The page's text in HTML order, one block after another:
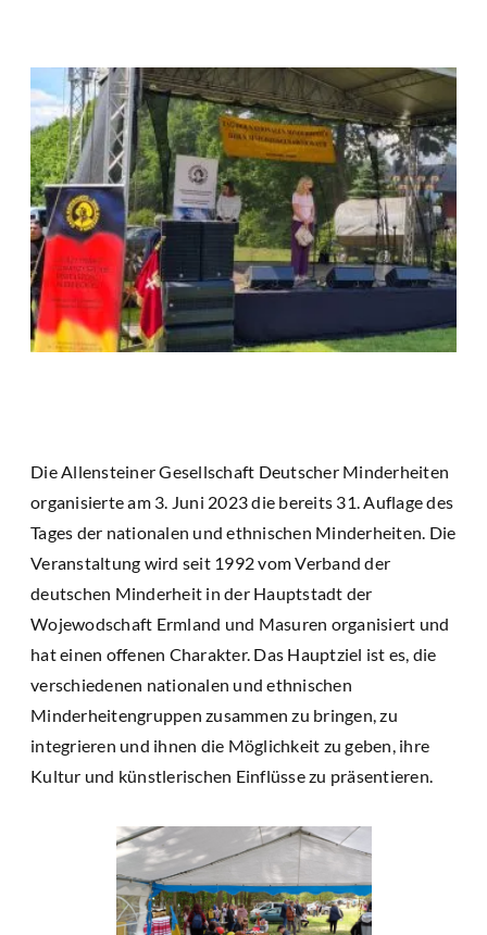
Die Allensteiner Gesellschaft Deutscher Minderheiten
organisierte am 3. Juni 2023 die bereits 31. Auflage des
Tages der nationalen und ethnischen Minderheiten. Die
Veranstaltung wird seit 1992 vom Verband der
deutschen Minderheit in der Hauptstadt der
Wojewodschaft Ermland und Masuren organisiert und
hat einen offenen Charakter. Das Hauptziel ist es, die
verschiedenen nationalen und ethnischen
Minderheitengruppen zusammen zu bringen, zu
integrieren und ihnen die Möglichkeit zu geben, ihre
Kultur und künstlerischen Einflüsse zu präsentieren.